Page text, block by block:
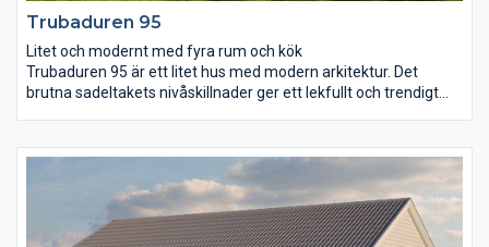
Trubaduren 95
Litet och modernt med fyra rum och kök
Trubaduren 95 är ett litet hus med modern arkitektur. Det
brutna sadeltakets nivåskillnader ger ett lekfullt och trendigt
och frys som också bildar en användbar vägg att till exempel
placera braskaminen eller tv- och mediecenter på.
Vardagsrummet kännetecknas av det höga snedtaket och de
höga taklinjeformade fönstren. Tre rymliga sovrum ligger
samlade i ena delen av huset och det större av dem har en